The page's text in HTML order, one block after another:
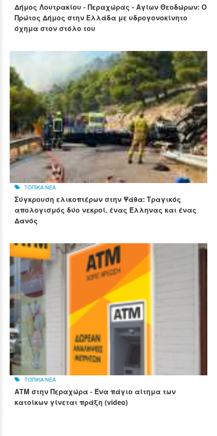
Δήμος Λουτρακίου - Περαχώρας - Αγίων Θεοδώρων: Ο
Πρώτος Δήμος στην Ελλάδα με υδρογονοκίνητο
όχημα στον στόλο του
ΤΟΠΙΚΑ ΝΕΑ
Σύγκρουση ελικοπτέρων στην Ψάθα: Τραγικός
απολογισμός δύο νεκροί, ένας Έλληνας και ένας
Δανός
ΤΟΠΙΚΑ ΝΕΑ
ΑΤΜ στην Περαχώρα - Ένα πάγιο αίτημα των
κατοίκων γίνεται πράξη (video)